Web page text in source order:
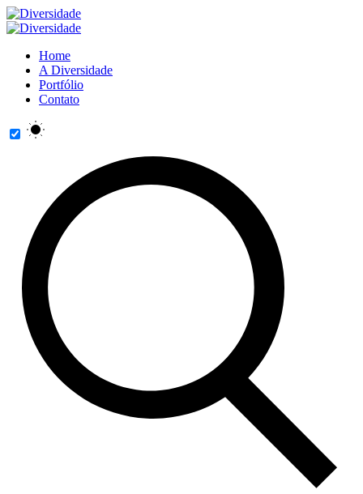
Home
A Diversidade
Portfólio
Contato